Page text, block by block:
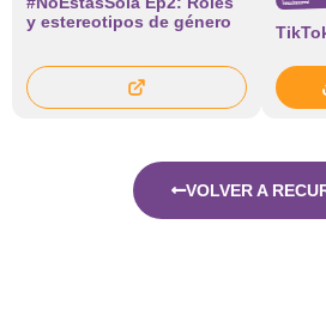
y estereotipos de género
VOLVER A